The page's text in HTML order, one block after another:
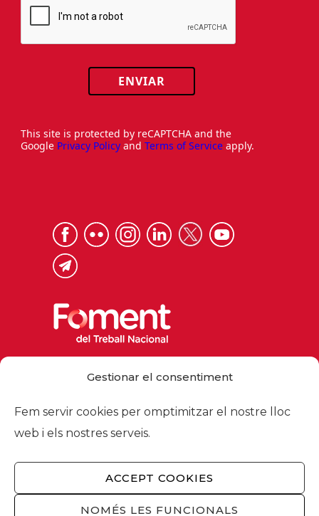
Gestionar el consentiment
Fem servir cookies per omptimitzar el nostre lloc
web i els nostres serveis.
ACCEPT COOKIES
NOMÉS LES FUNCIONALS
ENVIAR
This site is protected by reCAPTCHA and the
Google Privacy Policy and Terms of Service apply.
foment@foment.com
© 2026 - Foment del Treball Nacional
Nosaltres